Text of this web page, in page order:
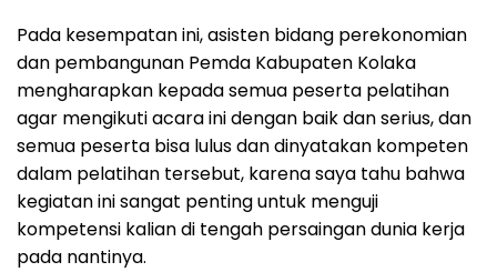
Pada kesempatan ini, asisten bidang perekonomian
dan pembangunan Pemda Kabupaten Kolaka
mengharapkan kepada semua peserta pelatihan
agar mengikuti acara ini dengan baik dan serius, dan
semua peserta bisa lulus dan dinyatakan kompeten
dalam pelatihan tersebut, karena saya tahu bahwa
kegiatan ini sangat penting untuk menguji
kompetensi kalian di tengah persaingan dunia kerja
pada nantinya.